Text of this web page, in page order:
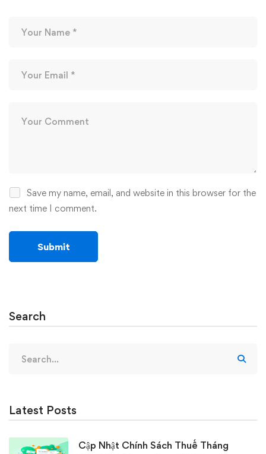
Save my name, email, and website in this browser for the
next time I comment.
Search
for:
Latest Posts
Cập Nhật Chính Sách Thuế Tháng